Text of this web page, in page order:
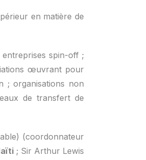
en matière de
spin-off ;
œuvrant pour
; organisations non
de transfert de
(coordonnateur
; Sir Arthur Lewis